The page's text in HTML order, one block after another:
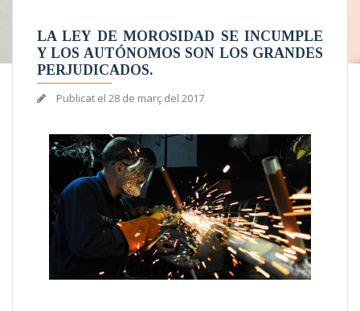
LA LEY DE MOROSIDAD SE INCUMPLE
Y LOS AUTÓNOMOS SON LOS GRANDES
PERJUDICADOS.
Publicat el 28 de març del 2017